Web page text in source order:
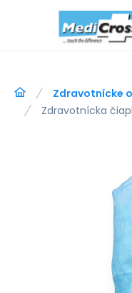
Zdravotnícke
Zdravotnícka